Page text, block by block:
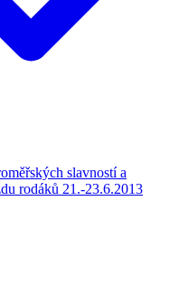
slavností a
rodáků 21.-23.6.2013